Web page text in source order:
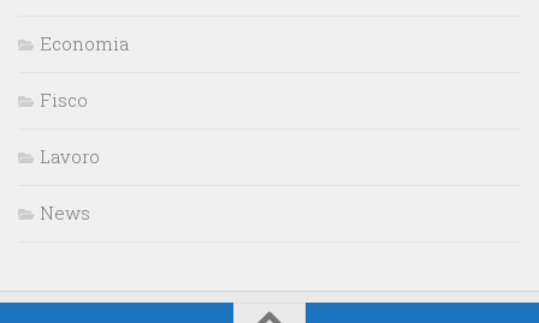
Economia
Fisco
Lavoro
News